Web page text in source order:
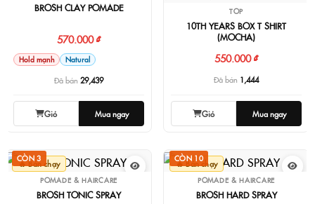
BROSH CLAY POMADE
570.000 ₫
Hold mạnh Natural
Đã bán 29,439
Giỏ Mua ngay
TOP
10TH YEARS BOX T-SHIRT
(MOCHA)
550.000 ₫
Đã bán 1,444
Giỏ Mua ngay
🔥 Bán chạy
CÒN 3
POMADE & HAIRCARE
BROSH TONIC SPRAY
🔥 Bán chạy
CÒN 10
POMADE & HAIRCARE
BROSH HARD SPRAY